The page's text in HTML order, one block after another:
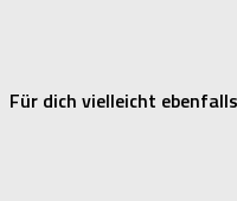
Für dich vielleicht